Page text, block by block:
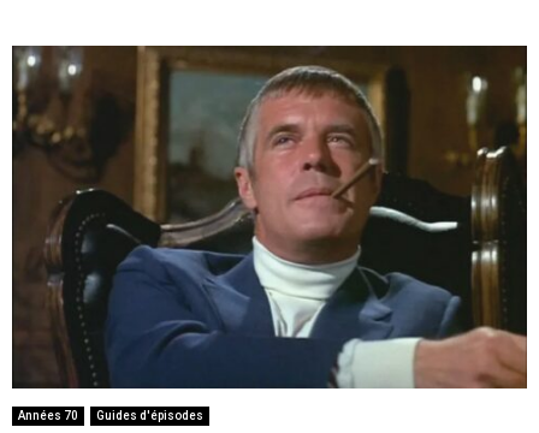
Années 70 Guides d'épisodes